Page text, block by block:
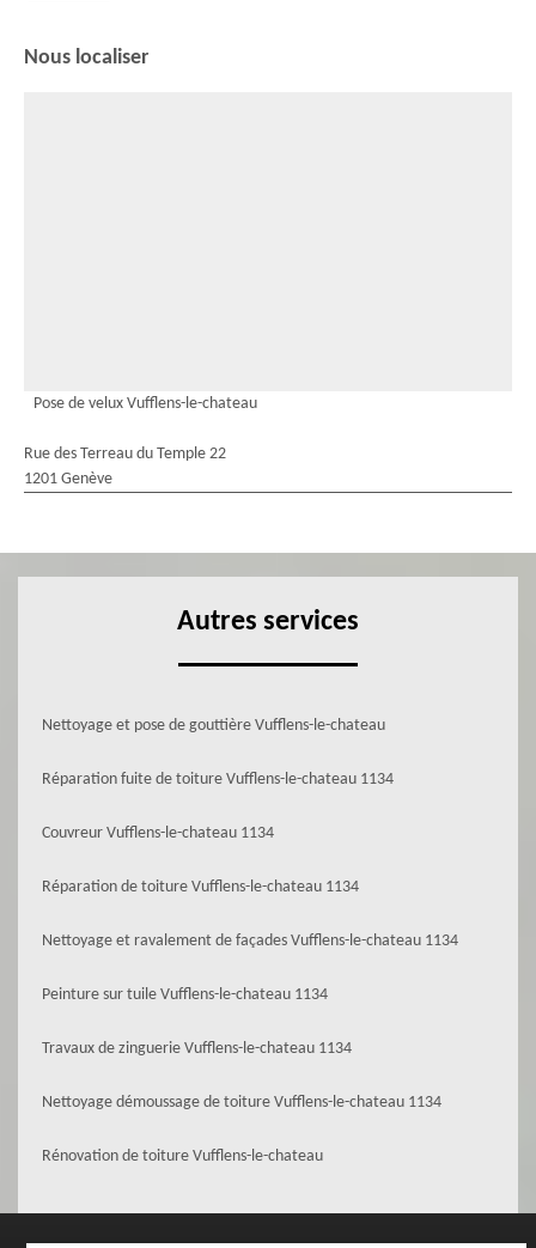
Nous localiser
Pose de velux Vufflens-le-chateau
Rue des Terreau du Temple 22
1201 Genève
Autres services
Nettoyage et pose de gouttière Vufflens-le-chateau
Réparation fuite de toiture Vufflens-le-chateau 1134
Couvreur Vufflens-le-chateau 1134
Réparation de toiture Vufflens-le-chateau 1134
Nettoyage et ravalement de façades Vufflens-le-chateau 1134
Peinture sur tuile Vufflens-le-chateau 1134
Travaux de zinguerie Vufflens-le-chateau 1134
Nettoyage démoussage de toiture Vufflens-le-chateau 1134
Rénovation de toiture Vufflens-le-chateau